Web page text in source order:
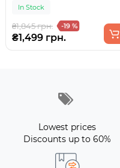
In Stock
₴1,845 грн. -19 %
₴1,499 грн.
Lowest prices
Discounts up to 60%